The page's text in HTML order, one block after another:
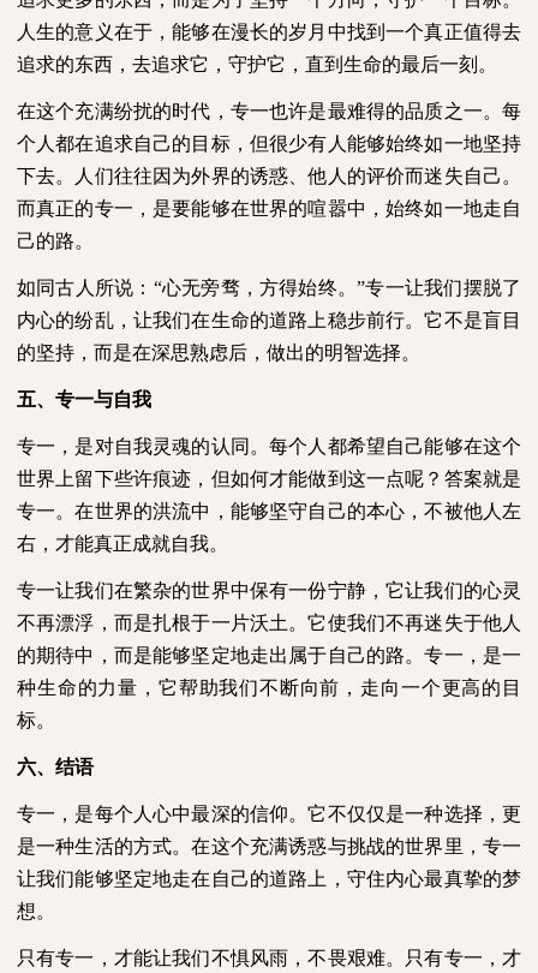
人生的意义在于，能够在漫长的岁月中找到一个真正值得去
追求的东西，去追求它，守护它，直到生命的最后一刻。
在这个充满纷扰的时代，专一也许是最难得的品质之一。每
个人都在追求自己的目标，但很少有人能够始终如一地坚持
下去。人们往往因为外界的诱惑、他人的评价而迷失自己。
而真正的专一，是要能够在世界的喧嚣中，始终如一地走自
己的路。
如同古人所说：“心无旁骛，方得始终。”专一让我们摆脱了
内心的纷乱，让我们在生命的道路上稳步前行。它不是盲目
的坚持，而是在深思熟虑后，做出的明智选择。
五、专一与自我
专一，是对自我灵魂的认同。每个人都希望自己能够在这个
世界上留下些许痕迹，但如何才能做到这一点呢？答案就是
专一。在世界的洪流中，能够坚守自己的本心，不被他人左
右，才能真正成就自我。
专一让我们在繁杂的世界中保有一份宁静，它让我们的心灵
不再漂浮，而是扎根于一片沃土。它使我们不再迷失于他人
的期待中，而是能够坚定地走出属于自己的路。专一，是一
种生命的力量，它帮助我们不断向前，走向一个更高的目
标。
六、结语
专一，是每个人心中最深的信仰。它不仅仅是一种选择，更
是一种生活的方式。在这个充满诱惑与挑战的世界里，专一
让我们能够坚定地走在自己的道路上，守住内心最真挚的梦
想。
只有专一，才能让我们不惧风雨，不畏艰难。只有专一，才